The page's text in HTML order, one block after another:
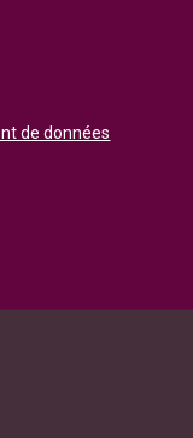
de données